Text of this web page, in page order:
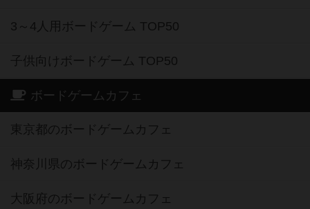
3～4人用ボードゲーム TOP50
子供向けボードゲーム TOP50
ボードゲームカフェ
東京都のボードゲームカフェ
神奈川県のボードゲームカフェ
大阪府のボードゲームカフェ